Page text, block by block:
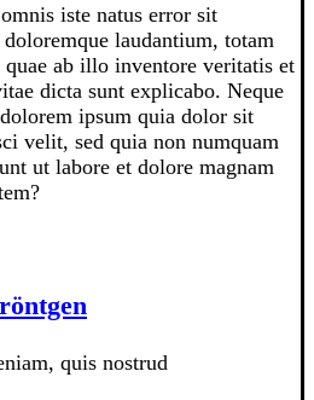
iste natus error sit
laudantium, totam
quae ab illo inventore veritatis et
dicta sunt explicabo. Neque
ipsum quia dolor sit
velit, sed quia non numquam
ut labore et dolore magnam
quis nostrud